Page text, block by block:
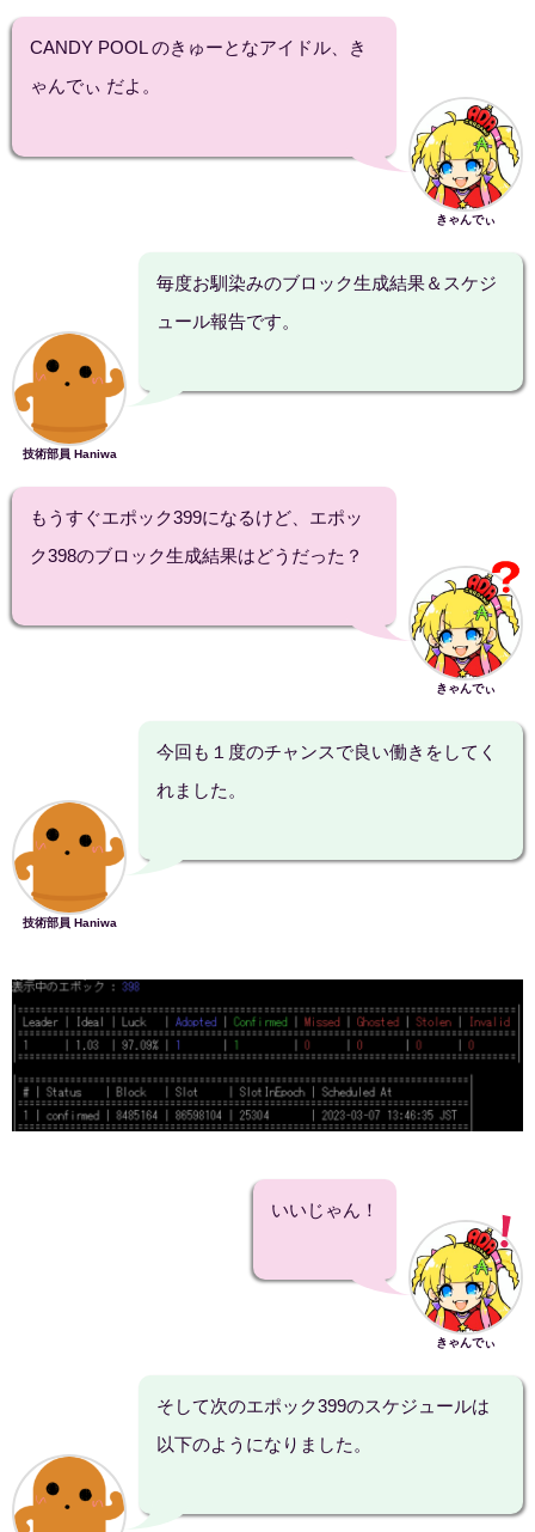
CANDY POOL のきゅーとなアイドル、き
ゃんでぃ だよ。
きゃんでぃ
技術部員 Haniwa
毎度お馴染みのブロック生成結果＆スケジ
ュール報告です。
もうすぐエポック399になるけど、エポッ
ク398のブロック生成結果はどうだった？
きゃんでぃ
技術部員 Haniwa
今回も１度のチャンスで良い働きをしてく
れました。
いいじゃん！
きゃんでぃ
そして次のエポック399のスケジュールは
以下のようになりました。